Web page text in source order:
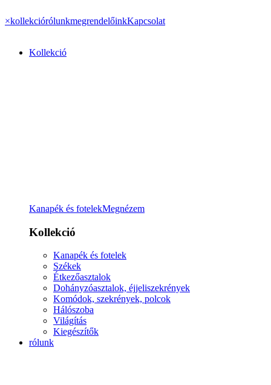
×kollekciórólunkmegrendelőinkKapcsolat
Kollekció
Kanapék és fotelekMegnézem
Kollekció
Kanapék és fotelek
Székek
Étkezőasztalok
Dohányzóasztalok, éjjeliszekrények
Komódok, szekrények, polcok
Hálószoba
Világítás
Kiegészítők
rólunk